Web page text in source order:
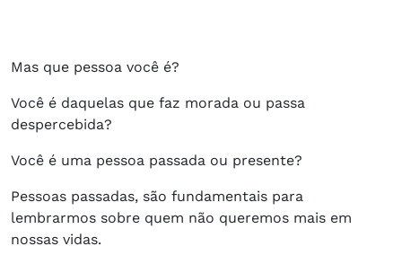
Mas que pessoa você é?
Você é daquelas que faz morada ou passa
despercebida?
Você é uma pessoa passada ou presente?
Pessoas passadas, são fundamentais para
lembrarmos sobre quem não queremos mais em
nossas vidas.